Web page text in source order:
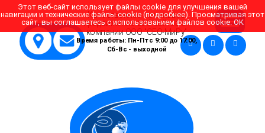
Качественное поисковое
продвижение веб сайтов от
компании ООО "СЕО-МиРу"
Время работы: Пн-Пт с 9:00 до 17:00,
Сб-Вс - выходной
Этот веб-сайт использует файлы cookie для улучшения вашей
навигации и технические файлы cookie (подробнее). Просматривая этот
сайт, вы соглашаетесь с использованием файлов cookie.OK